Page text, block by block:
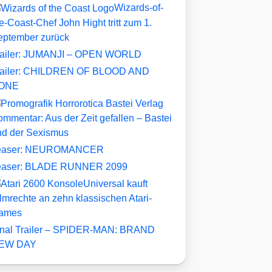
Wizards-of-
Coast-Chef John Hight tritt zum 1.
zurück
JUMANJI – OPEN WORLD
CHILDREN OF BLOOD AND
Aus der Zeit gefallen – Bastei
der Sexismus
NEUROMANCER
BLADE RUNNER 2099
Universal kauft
an zehn klassischen Atari-
Trailer – SPIDER-MAN: BRAND
DAY